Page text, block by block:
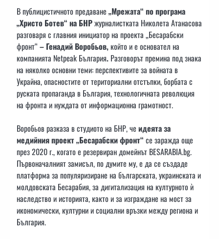
В публицистичното предаване „Мрежата“ по програма
„Христо Ботев“ на БНРжурналистката Николета Атанасова
разговаря с главния инициатор на проекта „Бесарабски
фронт“– Генадий Воробьов,който и е основател на
компанията Netpeak България. Разговорът премина под знака
на няколко основни теми: перспективите за войната в
Украйна, опасностите от териториални отстъпки, борбата с
руската пропаганда в България, технологичната революция
на фронта и нуждата от информационна грамотност.
Воробьов разказа в студиото на БНР, че идеята за
медийния проект „Бесарабски фронт“ се заражда още
през 2020 г., когато е резервиран домейнът BESARABIA.bg.
Първоначалният замисъл, по думите му, е да се създаде
платформа за популяризиране на българската, украинската и
молдовската Бесарабия, за дигитализация на културното ѝ
наследство и историята, както и за изграждане на мост за
икономически, културни и социални връзки между региона и
България.